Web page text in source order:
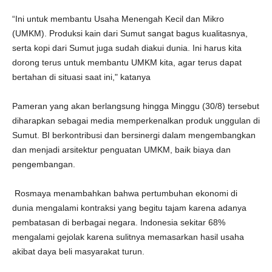
“Ini untuk membantu Usaha Menengah Kecil dan Mikro
(UMKM). Produksi kain dari Sumut sangat bagus kualitasnya,
serta kopi dari Sumut juga sudah diakui dunia. Ini harus kita
dorong terus untuk membantu UMKM kita, agar terus dapat
bertahan di situasi saat ini," katanya
Pameran yang akan berlangsung hingga Minggu (30/8) tersebut
diharapkan sebagai media memperkenalkan produk unggulan di
Sumut. BI berkontribusi dan bersinergi dalam mengembangkan
dan menjadi arsitektur penguatan UMKM, baik biaya dan
pengembangan.
Rosmaya menambahkan bahwa pertumbuhan ekonomi di
dunia mengalami kontraksi yang begitu tajam karena adanya
pembatasan di berbagai negara. Indonesia sekitar 68%
mengalami gejolak karena sulitnya memasarkan hasil usaha
akibat daya beli masyarakat turun.